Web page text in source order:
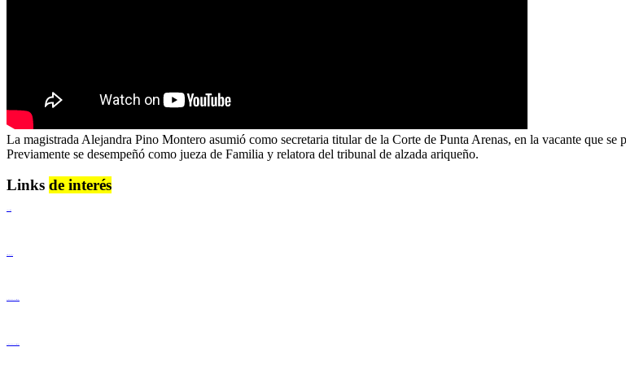
La magistrada Alejandra Pino Montero asumió como secretaria titular de la Corte de Punta Arenas, en la vacante que
Previamente se desempeñó como jueza de Familia y relatora del tribunal de alzada ariqueño.
Links de interés